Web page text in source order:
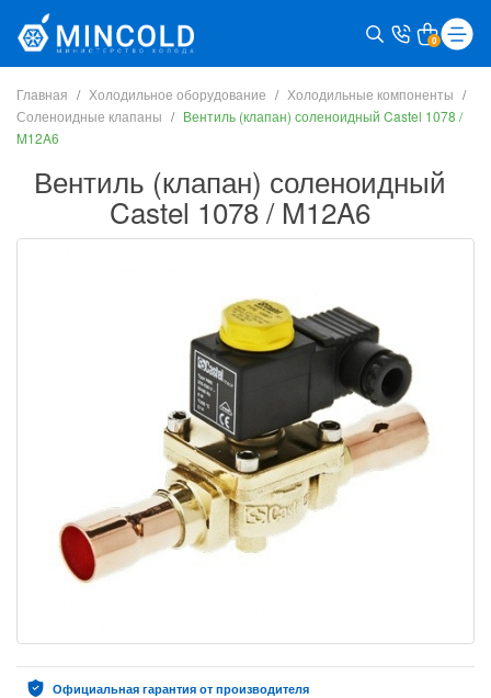
0
Главная Холодильное оборудование
Холодильные компоненты
Соленоидные клапаны
Вентиль (клапан) соленоидный Castel 1078 /
M12A6
Вентиль (клапан) соленоидный
Castel 1078 / M12A6
Официальная гарантия от производителя